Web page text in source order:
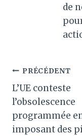
de
Navigation
de
l’article
PRÉCÉDENT
L’UE conteste
l’obsolescence
programmée
imposant des